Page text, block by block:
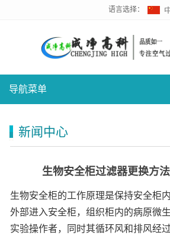
语言选择：
导航菜单
新闻中心
生物安全柜过滤器更换方
生物安全柜的工作原理是保持安全柜
外部进入安全柜，组织柜内的病原微
实验操作者，同时其循环风和排风经